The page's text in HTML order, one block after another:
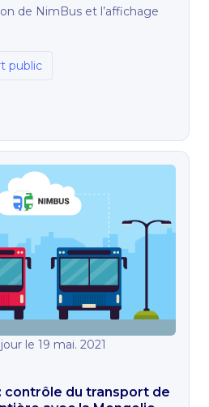
de NimBus et l’affichage
public
le 19 mai. 2021
contrôle du transport de